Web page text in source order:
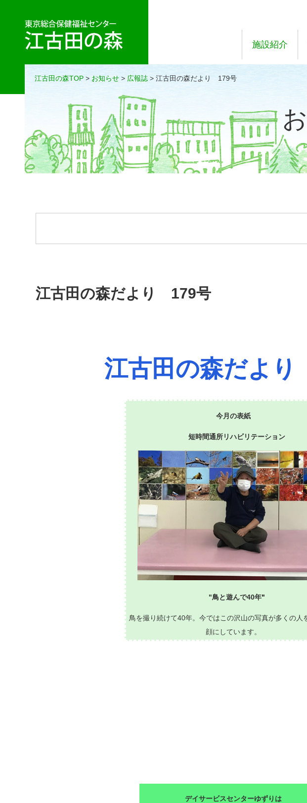
施設紹介
江古田の森TOP > お知らせ > 広報誌 > 江古田の森だより 179号
江古田の森だより 179号
江古田の森だより
今月の表紙
短時間通所リハビリテーション
"鳥と遊んで40年"
鳥を撮り続けて40年。今ではこの沢山の写真が多くの人
顔にしています。
デイサービスセンターゆずりは